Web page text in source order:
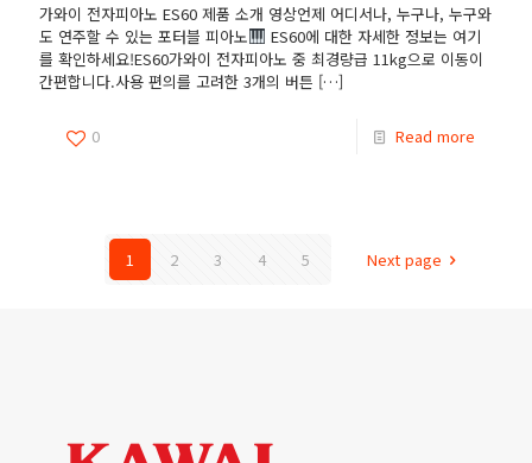
가와이 전자피아노 ES60 제품 소개 영상언제 어디서나, 누구나, 누구와
도 연주할 수 있는 포터블 피아노
ES60에 대한 자세한 정보는 여기
를 확인하세요!ES60가와이 전자피아노 중 최경량급 11kg으로 이동이
간편합니다.사용 편의를 고려한 3개의 버튼 […]
0 Read more
1 2 3 4 5 Next page